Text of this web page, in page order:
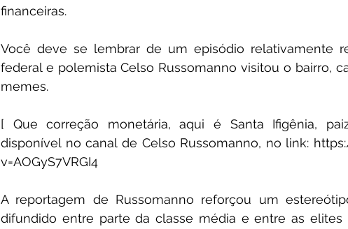
financeiras.
Você deve se lembrar de um episódio relativamente
federal e polemista Celso Russomanno visitou o bairro,
memes.
[ Que correção monetária, aqui é Santa Ifigênia,
disponível no canal de Celso Russomanno, no link:
v=AOGyS7VRGI4
A reportagem de Russomanno reforçou um
difundido entre parte da classe média e entre as elites